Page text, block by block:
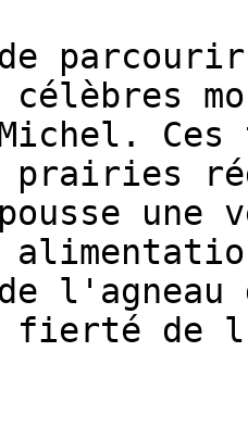
prairies
une
fierté de